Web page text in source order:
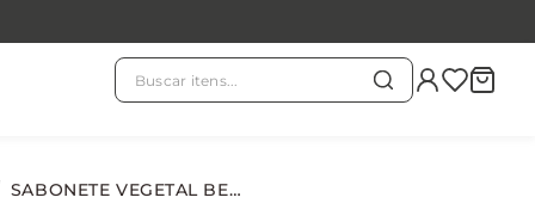
Buscar itens...
SABONETE VEGETAL BERGAMODA E CEDRO 180G - ENCONTROS NO POMAR
1º chá branco